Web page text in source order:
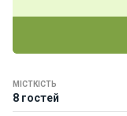
МІСТКІСТЬ
8 гостей
і